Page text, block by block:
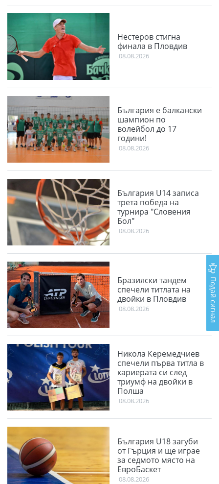
Нестеров стигна
финала в Пловдив
08.08.2026
България е балкански
шампион по
волейбол до 17
години!
08.08.2026
България U14 записа
трета победа на
турнира "Словения
Бол"
08.08.2026
Бразилски тандем
спечели титлата на
двойки в Пловдив
08.08.2026
Никола Керемедчиев
спечели първа титла в
кариерата си след
триумф на двойки в
Полша
08.08.2026
България U18 загуби
от Гърция и ще играе
за седмото място на
ЕвроБаскет
08.08.2026
Подай сигнал